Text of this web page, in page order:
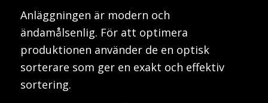
Anläggningen är modern och
ändamålsenlig. För att optimera
produktionen använder de en optisk
sorterare som ger en exakt och effektiv
sortering.